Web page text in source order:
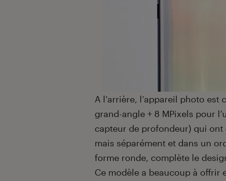
A l’arrière, l’appareil photo est
grand-angle + 8 MPixels pour
capteur de profondeur) qui
mais séparément et dans un
forme ronde, complète le
Ce modèle a beaucoup à offrir